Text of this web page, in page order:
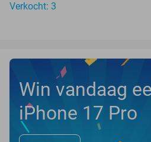
Verkocht: 3
Win vandaag
iPhone 17 Pro